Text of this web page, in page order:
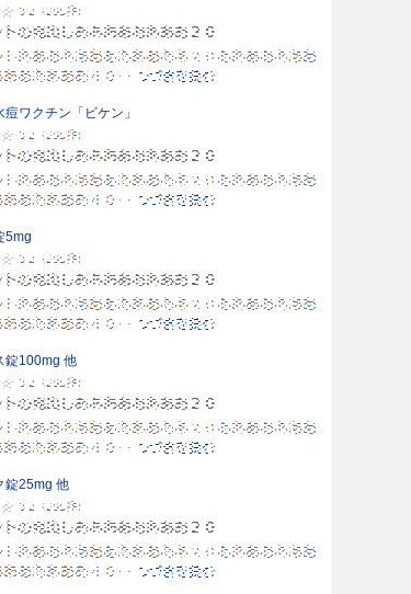
ワクチン「ビケン」
5mg
錠100mg 他
錠25mg 他